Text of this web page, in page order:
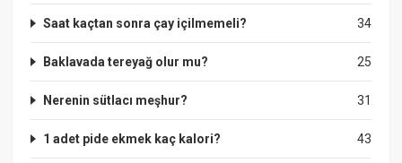
34
Saat kaçtan sonra çay içilmemeli?
25
Baklavada tereyağ olur mu?
31
Nerenin sütlacı meşhur?
43
1 adet pide ekmek kaç kalori?